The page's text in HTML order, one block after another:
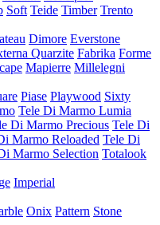
Soft Teide Timber Trento
Dimore Everstone
Quarzite Fabrika Forme
Mapierre Millelegni
Piase Playwood Sixty
Tele Di Marmo Lumia
Di Marmo Precious Tele Di
Marmo Reloaded Tele Di
Marmo Selection Totalook
Imperial
Onix Pattern Stone